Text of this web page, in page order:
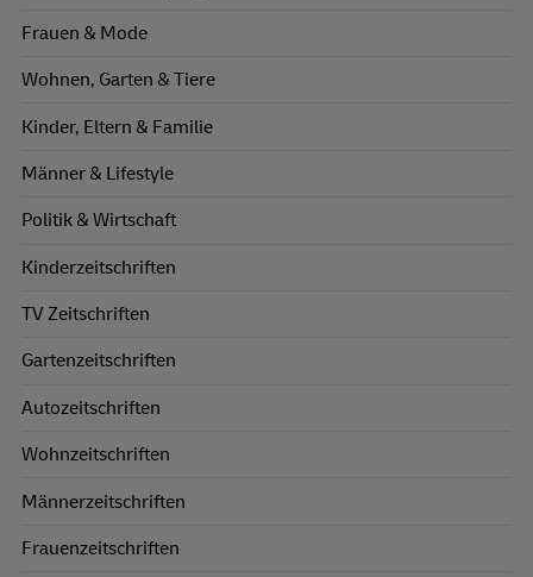
Frauen & Mode
Wohnen, Garten & Tiere
Kinder, Eltern & Familie
Männer & Lifestyle
Politik & Wirtschaft
Kinderzeitschriften
TV Zeitschriften
Gartenzeitschriften
Autozeitschriften
Wohnzeitschriften
Männerzeitschriften
Frauenzeitschriften